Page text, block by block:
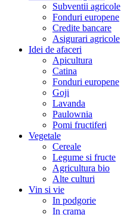
Subventii agricole
Fonduri europene
Credite bancare
Asigurari agricole
Idei de afaceri
Apicultura
Catina
Fonduri europene
Goji
Lavanda
Paulownia
Pomi fructiferi
Vegetale
Cereale
Legume si fructe
Agricultura bio
Alte culturi
Vin si vie
In podgorie
In crama